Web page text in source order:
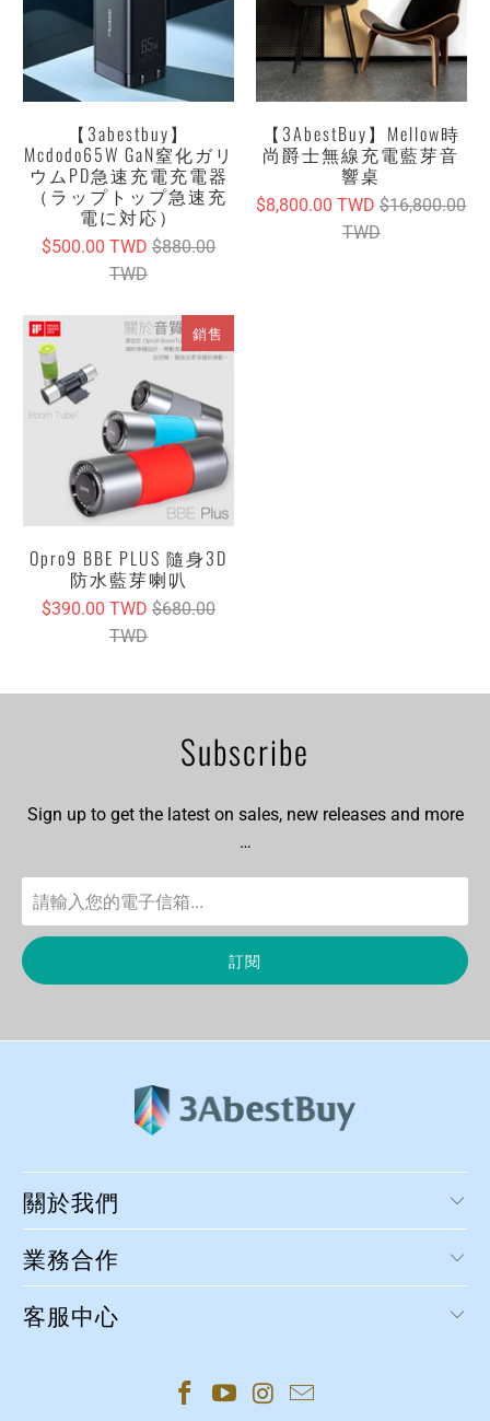
【3abestbuy】
Mcdodo65W GaN窒化ガリ
ウムPD急速充電充電器
（ラップトップ急速充
電に対応）
$500.00 TWD$880.00
TWD
【3AbestBuy】Mellow時
尚爵士無線充電藍芽音
響桌
$8,800.00 TWD$16,800.00
TWD
銷售
Opro9 BBE PLUS 隨身3D
防水藍芽喇叭
$390.00 TWD$680.00
TWD
Subscribe
Sign up to get the latest on sales, new releases and more
…
關於我們
業務合作
客服中心